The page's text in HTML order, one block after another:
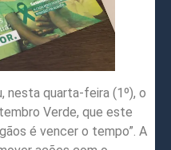
nesta quarta-feira (1º), o
Verde, que este
é vencer o tempo”. A